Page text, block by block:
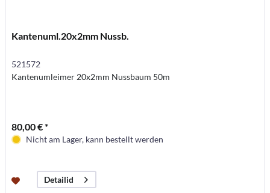
Kantenuml.20x2mm Nussb.
521572
Kantenumleimer 20x2mm Nussbaum 50m
80,00 € *
Nicht am Lager, kann bestellt werden
Detailid